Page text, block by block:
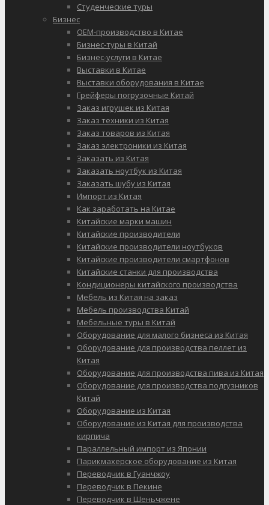
Студенческие туры
Бизнес
OEM-производство в Китае
Бизнес-туры в Китай
Бизнес-услуги в Китае
Выставки в Китае
Выставки оборудования в Китае
Грейферы погрузочные Китай
Заказ игрушек из Китая
Заказ техники из Китая
Заказ товаров из Китая
Заказ электроники из Китая
Заказать из Китая
Заказать ноутбук из Китая
Заказать шубу из Китая
Импорт из Китая
Как заработать на Китае
Китайские марки машин
Китайские производители
Китайские производители ноутбуков
Китайские производители смартфонов
Китайские станки для производства
Кондиционеры китайского производства
Мебель из Китая на заказ
Мебель производства Китай
Мебельные туры в Китай
Оборудование для малого бизнеса из Китая
Оборудование для производства пеллет из
Китая
Оборудование для производства пива из Китая
Оборудование для производства подгузников
Китай
Оборудование из Китая
Оборудование из Китая для производства
кирпича
Параллельный импорт из Японии
Парикмахерское оборудование из Китая
Переводчик в Гуанчжоу
Переводчик в Пекине
Переводчик в Шеньчжене